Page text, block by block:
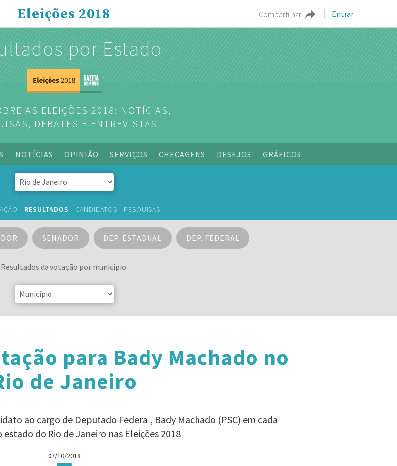
Compartilhar Entrar
Eleições 2018
por Estado
AS ELEIÇÕES 2018: NOTÍCIAS,
DEBATES E ENTREVISTAS
NOTÍCIAS OPINIÃO SERVIÇOS CHECAGENS DESEJOS GRÁFICOS
RESULTADOS CANDIDATOS PESQUISAS
SENADOR DEP. ESTADUAL DEP. FEDERAL
Resultados da votação por município:
para Bady Machado no
de Janeiro
ao cargo de Deputado Federal, Bady Machado (PSC) em cada
do Rio de Janeiro nas Eleições 2018
07/10/2018